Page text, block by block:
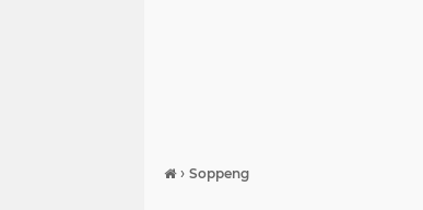
› Soppeng